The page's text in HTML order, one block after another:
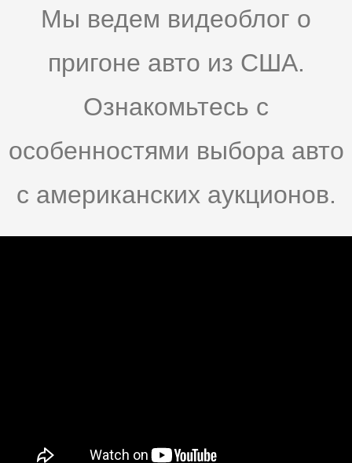
Мы ведем видеоблог о
пригоне авто из США.
Ознакомьтесь с
особенностями выбора авто
с американских аукционов.